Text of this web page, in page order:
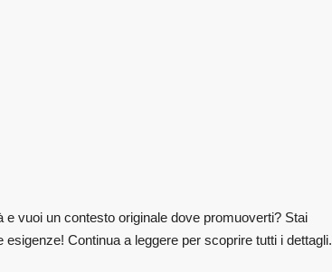
vuoi un contesto originale dove promuoverti? Stai
Continua a leggere per scoprire tutti i dettagli.